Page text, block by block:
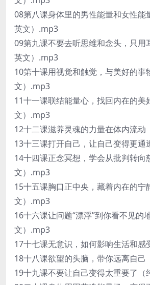
08第八课身体里的男性能量和女性能
英文）.mp3
09第九课不要去听思维和念头，只用
英文）.mp3
10第十课用视觉和触觉，与美好的事
文）.mp3
11十一课联结能量心，找回内在的美
文）.mp3
12十二课滋养灵魂的力量在体内流
13十三课打开自己，让自己变得更
14十四课正念冥想，学会从批判转向
文）.mp3
15十五课胸口正中央，藏着内在的宁
文）.mp3
16十六课让问题“漂浮”到你看不见的
文）.mp3
17十七课无意识，如何影响生活和
18十八课欲望的头脑，带你远离自
19十九课不要让自己变得太重要了（